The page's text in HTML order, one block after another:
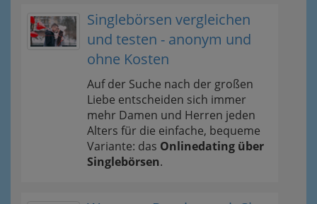
Singlebörsen vergleichen
und testen - anonym und
ohne Kosten
Auf der Suche nach der großen
Liebe entscheiden sich immer
mehr Damen und Herren jeden
Alters für die einfache, bequeme
Variante: das Onlinedating über
Singlebörsen.